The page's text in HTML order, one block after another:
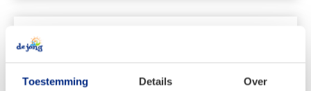
Toestemming Details Over